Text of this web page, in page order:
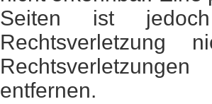
Seiten ist
Rechtsverletzung
entfernen.